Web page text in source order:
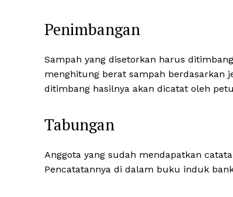
Penimbangan
Sampah yang disetorkan harus
menghitung berat sampah berdasarkan
ditimbang hasilnya akan dicatat oleh
Tabungan
Anggota yang sudah mendapatkan
Pencatatannya di dalam buku induk